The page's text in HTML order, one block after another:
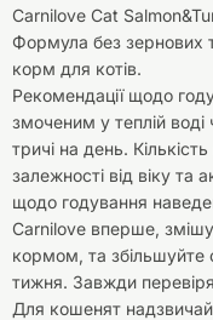
Carnilove Cat
Формула без зернових
корм для котів.
Рекомендації щодо
змоченим у теплій воді
тричі на день.
залежності від віку та
щодо годування
Carnilove вперше,
кормом, та збільшуйте
тижня. Завжди
Для кошенят